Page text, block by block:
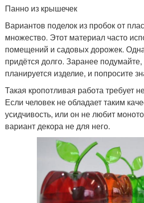
Панно из крышечек
Вариантов поделок из пробок от
множество. Этот материал часто
помещений и садовых дорожек.
придётся долго. Заранее подумайте,
планируется изделие, и попросите
Такая кропотливая работа требует
Если человек не обладает таким
усидчивость, или он не любит
вариант декора не для него.